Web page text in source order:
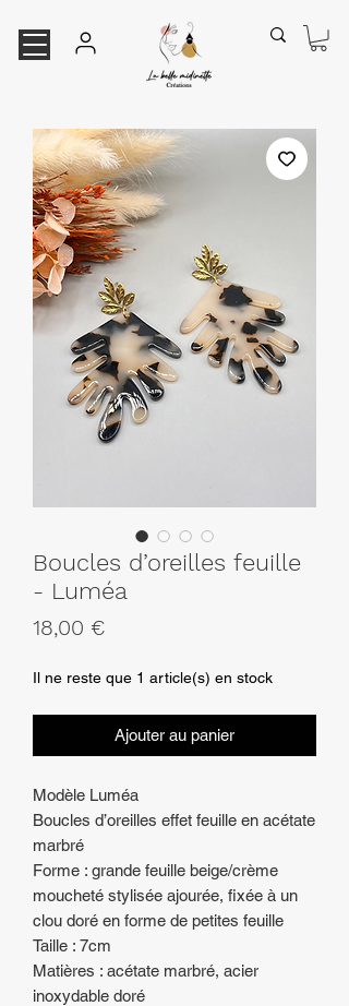
Boucles d’oreilles feuille
- Luméa
18,00 €
Il ne reste que 1 article(s) en stock
Ajouter au panier
Modèle Luméa
Boucles d’oreilles effet feuille en acétate
marbré
Forme : grande feuille beige/crème
moucheté stylisée ajourée, fixée à un
clou doré en forme de petites feuille
Taille : 7cm
Matières : acétate marbré, acier
inoxydable doré